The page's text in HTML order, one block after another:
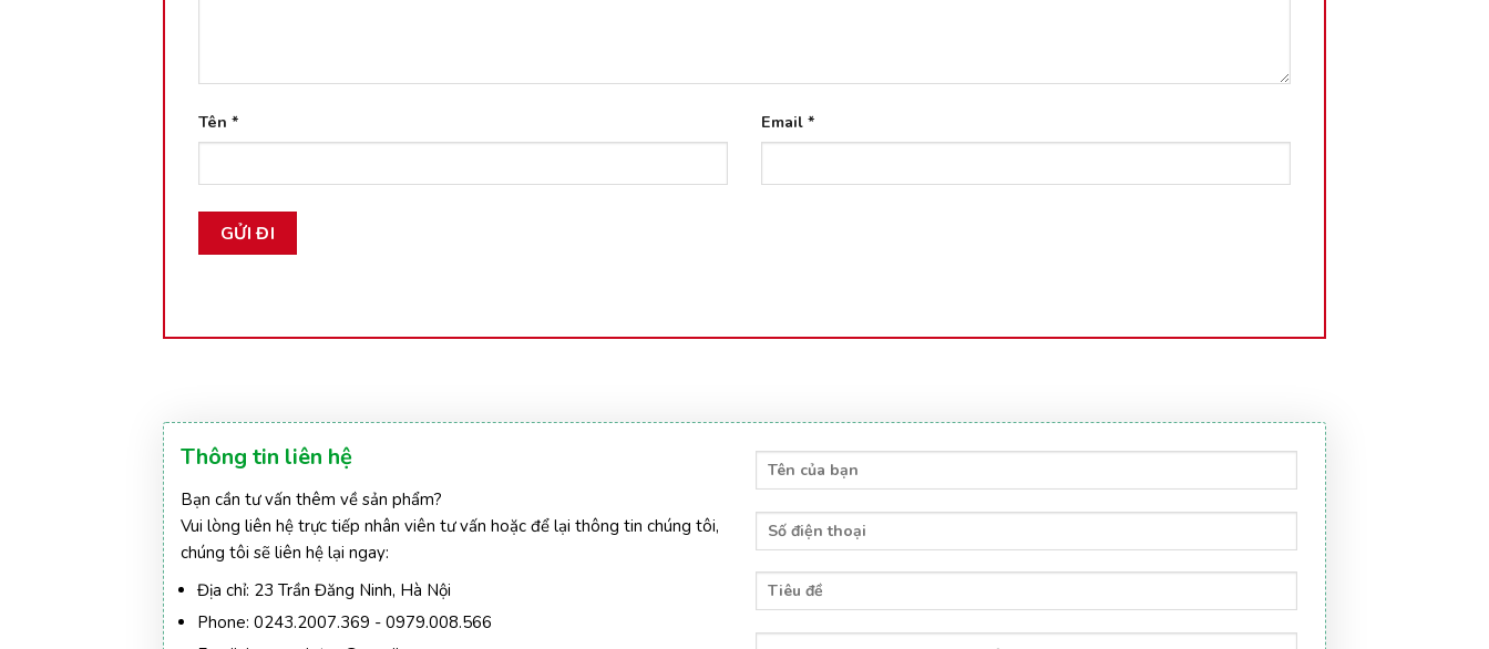
Tên * Email *
Thông tin liên hệ
Bạn cần tư vấn thêm về sản phẩm?
Vui lòng liên hệ trực tiếp nhân viên tư vấn hoặc để lại thông tin chúng tôi,
chúng tôi sẽ liên hệ lại ngay:
Địa chỉ: 23 Trần Đăng Ninh, Hà Nội
Phone: 0243.2007.369 - 0979.008.566